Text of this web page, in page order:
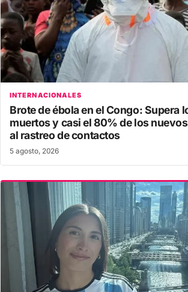
INTERNACIONALES
Brote de ébola en el Congo: Supera
muertos y casi el 80% de los
al rastreo de contactos
5 agosto, 2026